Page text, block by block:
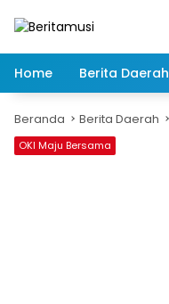
Home
Berita Daerah
Beranda Berita Daerah
OKI Maju Bersama